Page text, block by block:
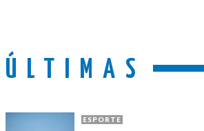
ÚLTIMAS
ESPORTE